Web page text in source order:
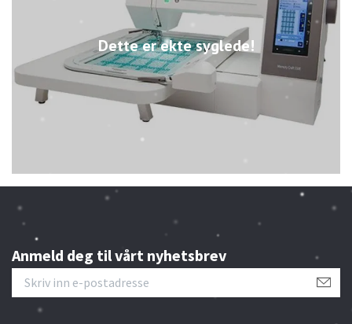
Dette er ekte syglede!
Anmeld deg til vårt nyhetsbrev